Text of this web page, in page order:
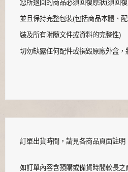
您所退回的商品必須回復原狀(須回
並且保持完整包裝(包括商品本體、
裝及所有附隨文件或資料的完整性)
切勿缺露任何配件或損毀原廠外盒，
訂單出貨時間，請見各商品頁面註明
如訂單內容含預購或備貨時間較長之